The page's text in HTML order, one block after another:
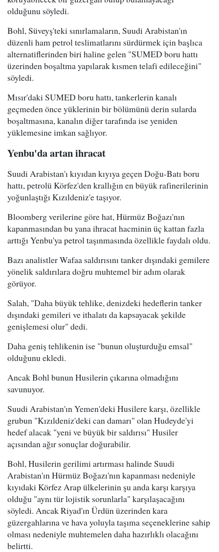
olduğunu söyledi.
Bohl, Süveyş'teki sınırlamaların, Suudi Arabistan'ın
düzenli ham petrol teslimatlarını sürdürmek için başlıca
alternatiflerinden biri haline gelen "SUMED boru hattı
üzerinden boşaltma yapılarak kısmen telafi edileceğini"
söyledi.
Mısır'daki SUMED boru hattı, tankerlerin kanalı
geçmeden önce yüklerinin bir bölümünü derin sularda
boşaltmasına, kanalın diğer tarafında ise yeniden
yüklemesine imkan sağlıyor.
Yenbu'da artan ihracat
Suudi Arabistan'ı kıyıdan kıyıya geçen Doğu-Batı boru
hattı, petrolü Körfez'den krallığın en büyük rafinerilerinin
yoğunlaştığı Kızıldeniz'e taşıyor.
Bloomberg verilerine göre hat, Hürmüz Boğazı'nın
kapanmasından bu yana ihracat hacminin üç kattan fazla
arttığı Yenbu'ya petrol taşınmasında özellikle faydalı oldu.
Bazı analistler Wafaa saldırısını tanker dışındaki gemilere
yönelik saldırılara doğru muhtemel bir adım olarak
görüyor.
Salah, "Daha büyük tehlike, denizdeki hedeflerin tanker
dışındaki gemileri ve ithalatı da kapsayacak şekilde
genişlemesi olur" dedi.
Daha geniş tehlikenin ise "bunun oluşturduğu emsal"
olduğunu ekledi.
Ancak Bohl bunun Husilerin çıkarına olmadığını
savunuyor.
Suudi Arabistan'ın Yemen'deki Husilere karşı, özellikle
grubun "Kızıldeniz'deki can damarı" olan Hudeyde'yi
hedef alacak "yeni ve büyük bir saldırısı" Husiler
açısından ağır sonuçlar doğurabilir.
Bohl, Husilerin gerilimi artırması halinde Suudi
Arabistan'ın Hürmüz Boğazı'nın kapanması nedeniyle
kıyıdaki Körfez Arap ülkelerinin şu anda karşı karşıya
olduğu "aynı tür lojistik sorunlarla" karşılaşacağını
söyledi. Ancak Riyad'ın Ürdün üzerinden kara
güzergahlarına ve hava yoluyla taşıma seçeneklerine sahip
olması nedeniyle muhtemelen daha hazırlıklı olacağını
belirtti.